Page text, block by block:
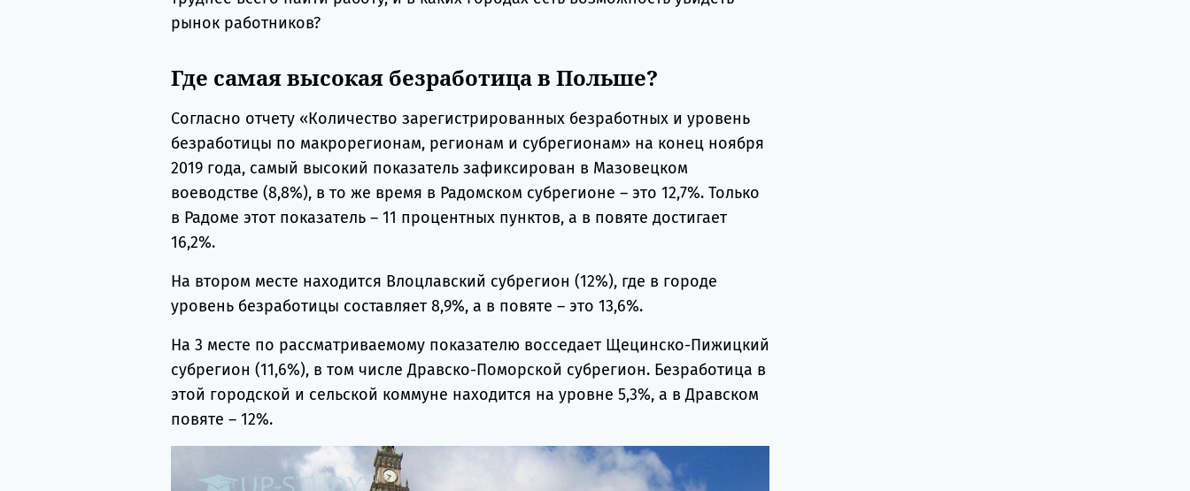
рынок работников?
Где самая высокая безработица в Польше?
Согласно отчету «Количество зарегистрированных безработных и уровень
безработицы по макрорегионам, регионам и субрегионам» на конец ноября
2019 года, самый высокий показатель зафиксирован в Мазовецком
воеводстве (8,8%), в то же время в Радомском субрегионе – это 12,7%. Только
в Радоме этот показатель – 11 процентных пунктов, а в повяте достигает
16,2%.
На втором месте находится Влоцлавский субрегион (12%), где в городе
уровень безработицы составляет 8,9%, а в повяте – это 13,6%.
На 3 месте по рассматриваемому показателю восседает Щецинско-Пижицкий
субрегион (11,6%), в том числе Дравско-Поморской субрегион. Безработица в
этой городской и сельской коммуне находится на уровне 5,3%, а в Дравском
повяте – 12%.